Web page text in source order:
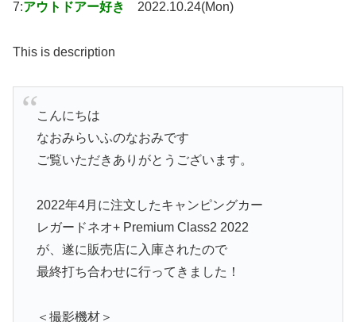
7:アウトドアー好き 2022.10.24(Mon)
This is description
こんにちは
なおみらいふのなおみです
ご覧いただきありがとうございます。
2022年4月に注文したキャンピングカー
レガードネオ+ Premium Class2 2022
が、遂に販売店に入庫されたので
最終打ち合わせに行ってきました！
＜撮影機材＞